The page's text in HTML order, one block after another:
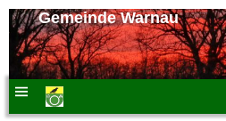
Gemeinde Warnau